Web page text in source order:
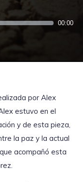
00:00
por Alex
estuvo en el
y de esta pieza,
la paz y la actual
acompañó esta